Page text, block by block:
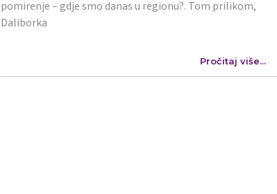
pomirenje – gdje smo danas u regionu?. Tom prilikom,
Daliborka
Pročitaj više...